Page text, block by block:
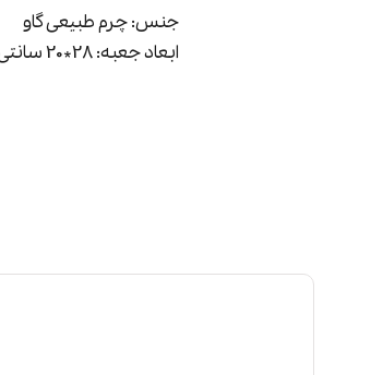
جنس: چرم طبیعی گاو
ابعاد جعبه: 28*20 سانتی‌متر ابعاد کتاب: 24*18 سانتی‌متر